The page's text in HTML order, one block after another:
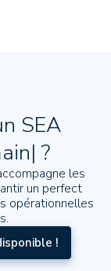
SEA
?
les
un perfect
opérationnelles
!